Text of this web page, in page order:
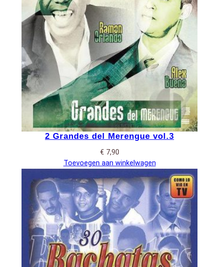
2 Grandes del Merengue vol.3
€ 7,90
Toevoegen aan winkelwagen